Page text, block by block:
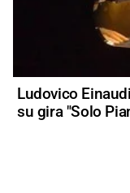
Ludovico
su gira "Solo